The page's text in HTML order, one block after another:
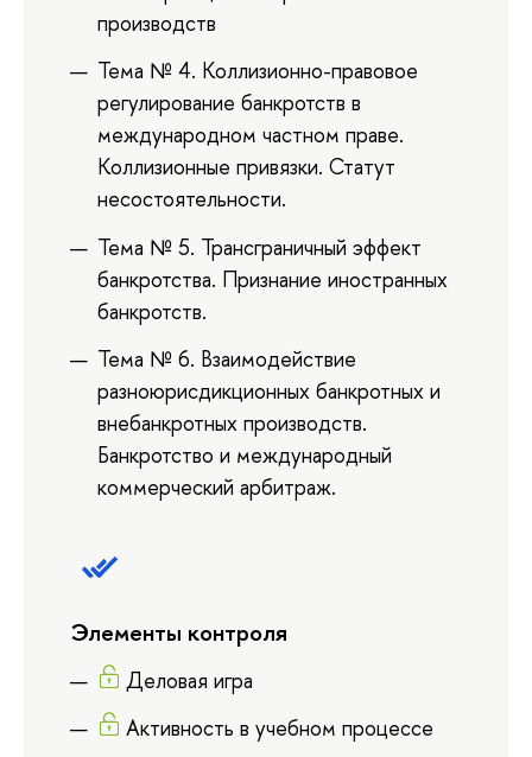
производств
Тема № 4. Коллизионно-правовое
регулирование банкротств в
международном частном праве.
Коллизионные привязки. Статут
несостоятельности.
Тема № 5. Трансграничный эффект
банкротства. Признание иностранных
банкротств.
Тема № 6. Взаимодействие
разноюрисдикционных банкротных и
внебанкротных производств.
Банкротство и международный
коммерческий арбитраж.
Элементы контроля
Деловая игра
Активность в учебном процессе